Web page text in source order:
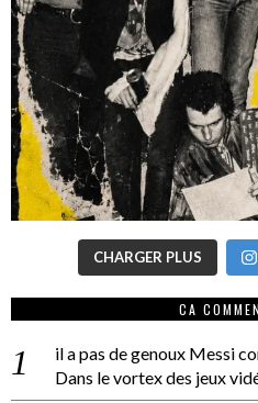
CHARGER PLUS
CA
il a pas de genoux Messi
Dans le vortex des jeux